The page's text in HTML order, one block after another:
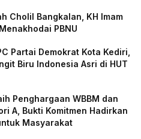
Cholil Bangkalan, KH Imam
PBNU
Partai Demokrat Kota Kediri,
Biru Indonesia Asri di HUT
Penghargaan WBBM dan
A, Bukti Komitmen Hadirkan
Masyarakat